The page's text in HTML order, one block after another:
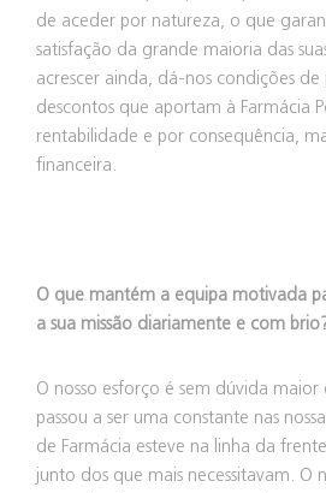
de aceder por natureza, o que
satisfação da grande maioria das
acrescer ainda, dá-nos condições
descontos que aportam à Farmácia
rentabilidade e por consequência,
financeira.
O que mantém a equipa motivada
a sua missão diariamente e com
O nosso esforço é sem dúvida
passou a ser uma constante nas
de Farmácia esteve na linha da
junto dos que mais necessitavam. O